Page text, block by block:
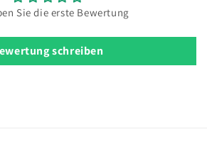
Sie die erste Bewertung
schreiben